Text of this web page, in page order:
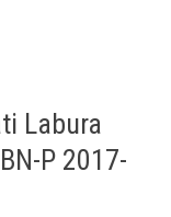
Labura
P 2017-